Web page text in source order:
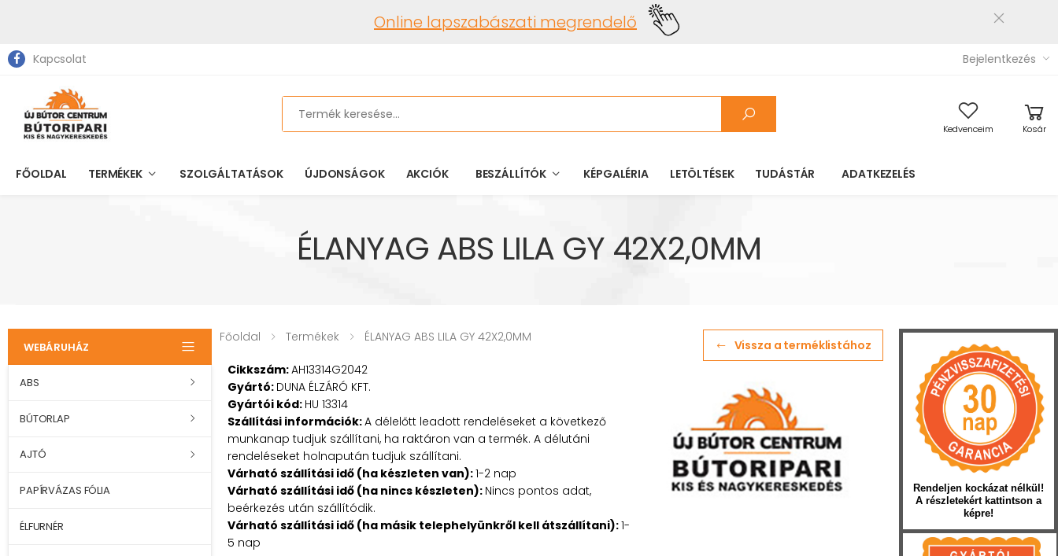
Online lapszabászati megrendelő
Kapcsolat Bejelentkezés
Search
Kedvenceim Kosár
FŐOLDAL TERMÉKEK SZOLGÁLTATÁSOK ÚJDONSÁGOK AKCIÓK BESZÁLLÍTÓK KÉPGALÉRIA LETÖLTÉSEK TUDÁSTÁR ADATKEZELÉS
ÉLANYAG ABS LILA GY 42X2,0MM
WEBÁRUHÁZ
ABS
BÚTORLAP
AJTÓ
PAPÍRVÁZAS FÓLIA
ÉLFURNÉR
Főoldal Termékek ÉLANYAG ABS LILA GY 42X2,0MM
Vissza a terméklistához
Cikkszám:AH13314G2042
Gyártó: DUNA ÉLZÁRÓ KFT.
Gyártói kód: HU 13314
Szállítási információk:A délelőtt leadott rendeléseket a következő
munkanap tudjuk szállítani, ha raktáron van a termék. A délutáni
rendeléseket holnapután tudjuk szállítani.
Várható szállítási idő (ha készleten van):1-2 nap
Várható szállítási idő (ha nincs készleten): Nincs pontos adat,
beérkezés után szállítódik.
Várható szállítási idő (ha másik telephelyünkről kell átszállítani):1-
5 nap
Rendeljen kockázat nélkül!
A részletekért kattintson a
képre!